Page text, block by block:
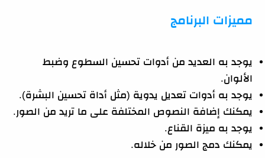
مميزات البرنامج
يوجد به العديد من أدوات تحسين السطوع وضبط
الألوان.
يوجد به أدوات تعديل يدوية (مثل أداة تحسين البشرة).
يمكنك إضافة النصوص المختلفة على ما تريد من الصور.
يوجد به ميزة القناع.
يمكنك دمج الصور من خلاله.